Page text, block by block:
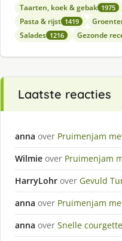
Taarten, koek & gebak 1975
Pasta & rijst 1419
Salades 1216 Gezonde
Laatste reacties
anna over Pruimenjam
Wilmie over Pruimenjam
HarryLohr over Gevuld
anna over Pruimenjam
anna over Snelle